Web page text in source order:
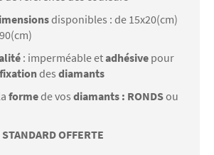
disponibles : de 15x20(cm)
: imperméable etadhésive pour
fixationdes diamants
formede vos diamants : RONDSou
OFFERTE